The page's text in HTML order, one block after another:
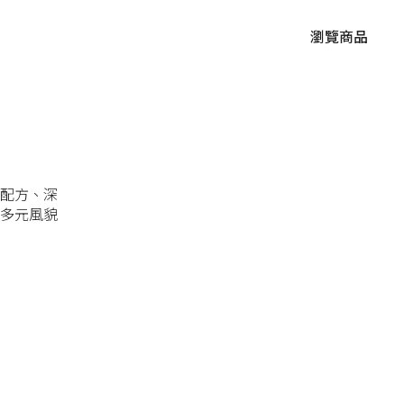
瀏覽商品​
方、深
元風貌